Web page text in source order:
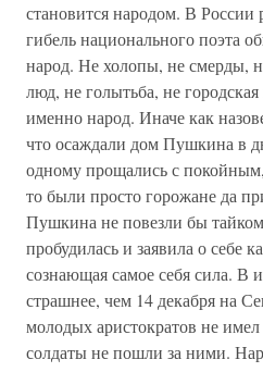
становится народом. В
гибель национального поэта
народ. Не холопы, не смерды,
люд, не голытьба, не
именно народ. Иначе как
что осаждали дом Пушкина в
одному прощались с
то были просто горожане да
Пушкина не повезли бы
пробудилась и заявила о себе
сознающая самое себя сила. В
страшнее, чем 14 декабря на
молодых аристократов не
солдаты не пошли за ними.